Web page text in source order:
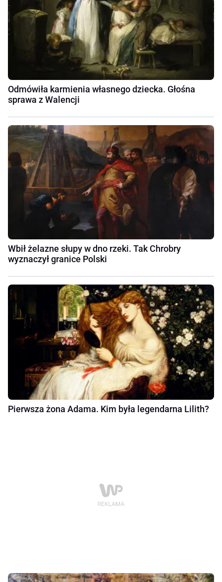
Odmówiła karmienia własnego dziecka. Głośna
sprawa z Walencji
Wbił żelazne słupy w dno rzeki. Tak Chrobry
wyznaczył granice Polski
Pierwsza żona Adama. Kim była legendarna Lilith?